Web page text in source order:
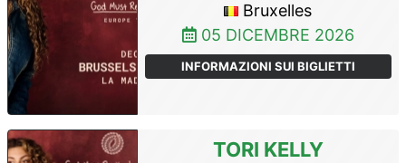
Bruxelles
05 DICEMBRE 2026
INFORMAZIONI SUI BIGLIETTI
TORI KELLY